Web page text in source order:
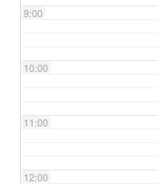
9:00
10:00
11:00
12:00